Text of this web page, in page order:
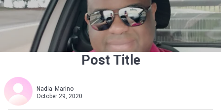
Post Title
Nadia_Marino
October 29, 2020